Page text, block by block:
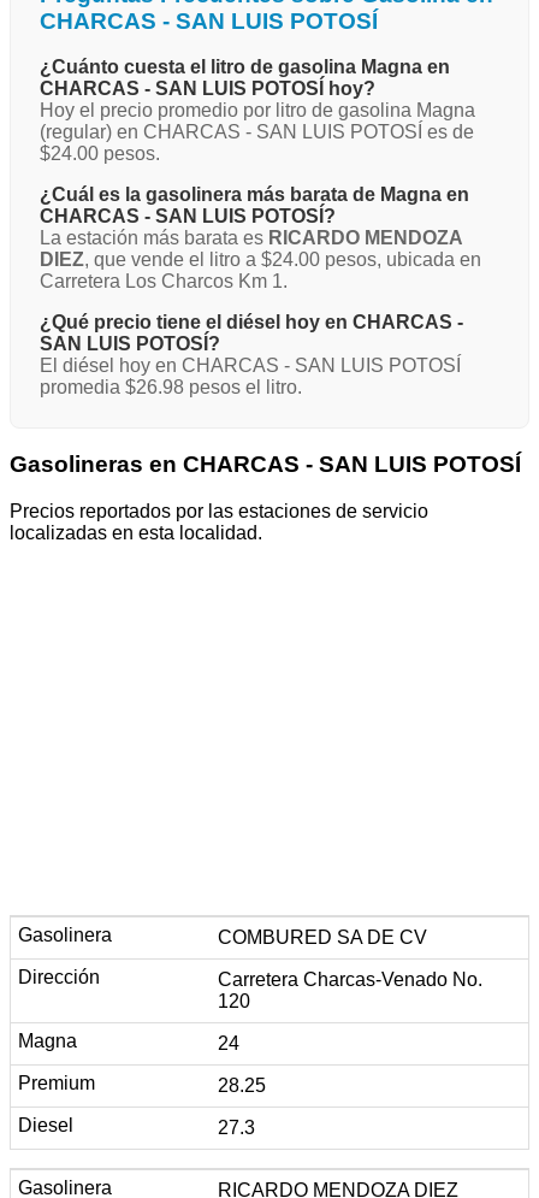
CHARCAS - SAN LUIS POTOSÍ
¿Cuánto cuesta el litro de gasolina Magna en
CHARCAS - SAN LUIS POTOSÍ hoy?
Hoy el precio promedio por litro de gasolina Magna
(regular) en CHARCAS - SAN LUIS POTOSÍ es de
$24.00 pesos.
¿Cuál es la gasolinera más barata de Magna en
CHARCAS - SAN LUIS POTOSÍ?
La estación más barata es RICARDO MENDOZA
DIEZ, que vende el litro a $24.00 pesos, ubicada en
Carretera Los Charcos Km 1.
¿Qué precio tiene el diésel hoy en CHARCAS -
SAN LUIS POTOSÍ?
El diésel hoy en CHARCAS - SAN LUIS POTOSÍ
promedia $26.98 pesos el litro.
Gasolineras en CHARCAS - SAN LUIS POTOSÍ
Precios reportados por las estaciones de servicio
localizadas en esta localidad.
COMBURED SA DE CV
Carretera Charcas-Venado No.
120
24
28.25
27.3
RICARDO MENDOZA DIEZ